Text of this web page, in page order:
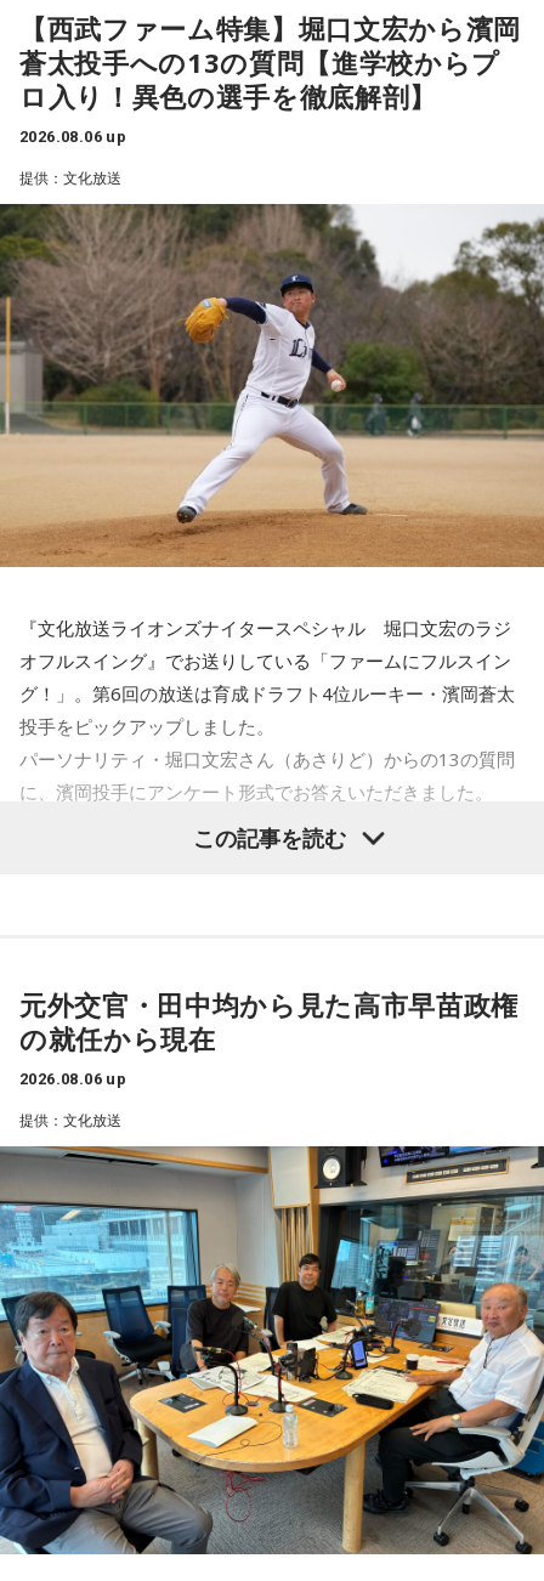
＜かつしかトリオライブ情報＞
『かつしかトリオ COBALT EXPRESS TOUR 2026』
10月24日（土）@東京 かつしかシンフォニーヒルズ モーツ
ァルトホール ※ソールドアウト！
11月03日（火・祝）@大阪 森ノ宮ピロティホール
11月07日（土）@愛知 中日ホール
11月13日（金）@東京 東京国際フォーラム ホールC
※ライブの詳細は公式サイトをご確認ください
＜かつしかトリオ プロフィール＞
2021年、初期CASIOPEAに在籍した櫻井哲夫（Ba）、神保 彰
（Dr）、向谷 実（Key）によって結成。2022年に配信された
新曲はiTunes Storeジャズチャート1位を獲得し、全国7か所
のホールツアーは各地で大きな熱狂をもって迎えられた。
2023年、オリジナル1stアルバム『M.R.I_ミライ』を発表。先
行配信したタイトル曲も連続してジャズチャート1位となり、
3度目の全国ツアーはソールドアウト続出。2024年、さらに
突き抜けたサウンドで構築された2ndアルバム『ウチュウノ
を大きく上回る動員を記録した。
そして2025年秋には巨匠ドン・マレーをエンジニアに迎えた
LAレコーディングによる3rdアルバム『“Organic” feat. LA
Strings』をリリース。続いておこなわれたツアーも大盛況の
うちに幕を閉じた。続く2026年は台北、ソウルで初の海外公
演を開催。大熱狂の観客はワールドワイドの人気を裏付ける
ものとなった。
ニューアルバム『SO-DAYONE !』の発売を記念し、タワーレ
コードでは応募抽選キャンペーンと購入者特典企画を実施し
ます。また、2026年10月17日（土）には、タワーレコード
新宿店にて発売記念インストアイベントの開催も決定。櫻井
語る、ここでしか聞けない貴重なトークに加え、かつしかト
リオとして初の「サイン握手会」をおこないます。
＜リリースイベント概要＞
イベント内容：かつしかトリオのメンバーによるトーク＆サ
イン握手会
開催日：2026年10月17日（土）
開催時間：14:00スタート（集合時間：13:45）
開催店舗：タワーレコード新宿店 9Fイベントスペース
※詳細は公式サイトをご確認ください
アルバム『SO-DAYONE !』
仕様：CD
レーベル：ヤマハミュージックコミュニケーションズ
＜収録曲＞
01. Twilight Run
02. SO-DAYONE !
03. Cobalt Express
『かつしかトリオ COBALT EXPRESS TOUR 2026』
10月24日（土）@東京 かつしかシンフォニーヒルズ モーツ
ァルトホール ※ソールドアウト！
10月31日（土）@福岡 福岡市民ホール 中ホール
11月03日（火・祝）@大阪 森ノ宮ピロティホール
11月07日（土）@愛知 中日ホール
11月13日（金）@東京 東京国際フォーラム ホールC
※ライブの詳細は公式サイトをご確認ください
＜かつしかトリオ プロフィール＞
2021年、初期CASIOPEAに在籍した櫻井哲夫（Ba）、神保 彰
（Dr）、向谷 実（Key）によって結成。2022年に配信された
新曲はiTunes Storeジャズチャート1位を獲得し、全国7か所
のホールツアーは各地で大きな熱狂をもって迎えられた。
2023年、オリジナル1stアルバム『M.R.I_ミライ』を発表。先
行配信したタイトル曲も連続してジャズチャート1位となり、
3度目の全国ツアーはソールドアウト続出。2024年、さらに
10/10(土) 出演
AARON / IRIS MONDO / 赤いくらげ / Aki / あたらよ / 雨烏 /
荒巻勇仁 / アンと私 / anewhite / EVE OF THE LAIN / いろか
にほへと / weak.butterfly / EMNW / 大宮陽和 / OKYO / 奥崎
Gum-9 / ガラクタ / ガラスの靴は落とさない / カラノア /
KI_EN / 来島エル / きばやし / Gyubin / くがあくた / grating
hunny / Grape Kiki / クロムレイリー / GeTO / COPES / ココ
ラシカ / Cosmola / kohamo / ゴホウビ / サカキナオ / THE
KING OF ROOKIE / 佐久間龍星 / TheΣ / 札幌某所 / THE
HAMIDA SHE'S / the bercedes menz / さらさ (Band Set) /
三四少女 / She Side Ship / Jene / chef's / Ciely / シトナユイ
/ 至福ぽんちょ / SYAYOS / 13.3g / Jonah / 杉本ラララ / 鈴木
実貴子ズ / スパノヴァ特急 / speel plaats / 3markets[ ] / セ
カンドバッカー / セブンス・ベガ / Chimothy→ / ちゃくら /
チョーキューメイ / D’ypcys / Tyrkouaz / テレビ大陸音頭 /
Togoz / tonerico / ドミノンストップ / 中島寂 / ニューアヤカ
Club / パスピエ / harha / HALLEY / Hello Hello / Be my Girl
/ ピストン少女 / HIKKA / 秘めごと / ひゅ〜どろん / POOLS /
FUJIBASE / BLACK BERRY TIMES / a frankenlouie / ブラン
デー戦記 / フリージアン / Voice Connect / the Po / bokula. /
PompadollS / Massclub / まつむら かなう / 丸山純奈 / ミー
マイナー / MisiiN / 皆川溺集合体 / mibuki / muk / Maverick
ドロシー / 808 / yummy'g / 『ユイカ』 / 夕方と猫 / YU’S
10/11(日) 出演
Arche / Ayllton / 青いガーネット / Aonowa / AKAMONE /
Akyk / あすなろ白昼夢 / Absolute area / AND CALL. /
UEBO / Wash My Friday / ウルトラ寿司ふぁいやー / エイハ
ブ / えびちる / エルスウェア紀行 / ENBASE / オートコード /
oh!! 真珠s / osage / Ochunism / Offo tokyo / おとなりにぎん
が計画 / katawara / KamiCat / Khamai Leon / カライドスコ
ープ / 川後陽菜 & YONAKA Band / CAT ATE HOTDOGS / 極
東飯店 / Gill Snatch / QOOPIE / Good Grief / Cloudy / 海月に
さされたら / CRAZY BLUES / KeNN / 幻想痛 / Kono / 古墳シ
スターズ / komsume / コロブチカ / ザ・あどばん / THE
JAPANESE PRIDE / SATOH / SABOTEMPLE / さゆに！ /
Sundae May Club / gb / SherLock / 終活クラブ / Shom / 水
平線 / スーパー登山部 / SUKEROQUE / ステレオドロシー /
The Slumbers / Sezko / TiDE / 大東まみ / 台所きっちん /
「プライマリーバランス」の基礎知識から、赤字と黒字の考
え方、今の日本が置かれている状況、高市内閣の方針まで、
国の将来を左右する指標についてわかりやすく解説するほ
か、食品の消費税1％になった場合、収支バランスはどうなる
ことができたでしょうか？！
後半の「AKB48研究所！」のコーナーでは、AKB48について
徹底調査！ 8月19日発売の68thシングル『好きish』について
選抜メンバー・新井彩永が曲の聴きどころ、すでに再生回数
が700万回を超えたMVの内容について語るほか、行天優莉奈
が参加しているカップリング曲『渦の巻き方』についても詳
しく伺います。行天優莉奈が今年3月まで活動していた
「KLP48」時代のエピソードも大公開！ このほか、9月26日
（土）・27日（日）にKアリーナ横浜で開催される「THREE
CONCEPTS LIVE」の詳細情報などAKB48情報満載の30分で
解説は、日本経済新聞客員編集委員の鈴木亮、進行はフリー
アナウンサーの栗林さみ。
【西武ファーム特集】堀口文宏から濱岡
蒼太投手への13の質問【進学校からプ
ロ入り！異色の選手を徹底解剖】
2026.08.06 up
提供：文化放送
『文化放送ライオンズナイタースペシャル 堀口文宏のラジ
オフルスイング』でお送りしている「ファームにフルスイン
グ！」。第6回の放送は育成ドラフト4位ルーキー・濱岡蒼太
投手をピックアップしました。
パーソナリティ・堀口文宏さん（あさりど）からの13の質問
に、濱岡投手にアンケート形式でお答えいただきました。
1．身長、体重、足のサイズ
重だったので「太」を組み合わせました
3．プロに入ってからの初任給は何に使いましたか？
野球のベルト
4．コンビニで必ず買うものは？
サラダチキン
5．座右の銘
努力
6．何歳から野球を始めましたか？ そのころの憧れのプロ野
球選手は？
10歳から始めて、大谷翔平選手に憧れていました
7．一軍出場した時の登場曲は決まっていますか？
｢らしさ｣ Official髭男dism
この記事を読む
元外交官・田中均から見た高市早苗政権
の就任から現在
2026.08.06 up
提供：文化放送